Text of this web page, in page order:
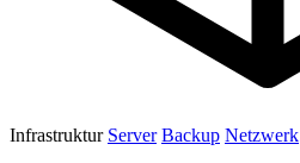
Infrastruktur Server Backup Netzwerk